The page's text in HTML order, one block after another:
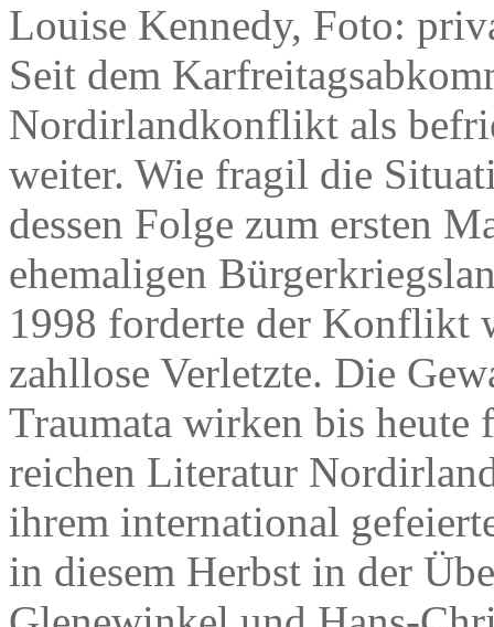
Louise Kennedy, Foto:
Seit dem
Nordirlandkonflikt als
weiter. Wie fragil die
dessen Folge zum ersten
ehemaligen
1998 forderte der Konflikt
zahllose Verletzte. Die
Traumata wirken bis heute
reichen Literatur
ihrem international
in diesem Herbst in der